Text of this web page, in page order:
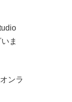
ま
ンラ